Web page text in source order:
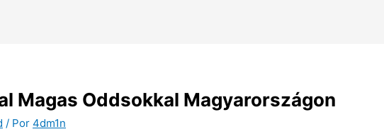
Magas Oddsokkal Magyarországon
/ Por 4dm1n